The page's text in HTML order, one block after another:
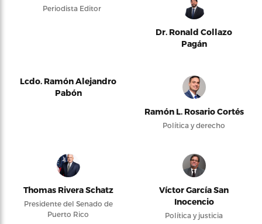
Periodista Editor
Dr. Ronald Collazo
Pagán
Lcdo. Ramón Alejandro
Pabón
Ramón L. Rosario Cortés
Política y derecho
Thomas Rivera Schatz
Presidente del Senado de
Puerto Rico
Víctor García San
Inocencio
Política y justicia